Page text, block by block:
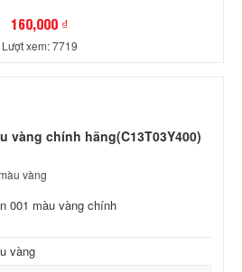
160,000 ₫
Lượt xem: 7719
vàng chính hãng(C13T03Y400)
vàng
001 màu vàng chính
vàng